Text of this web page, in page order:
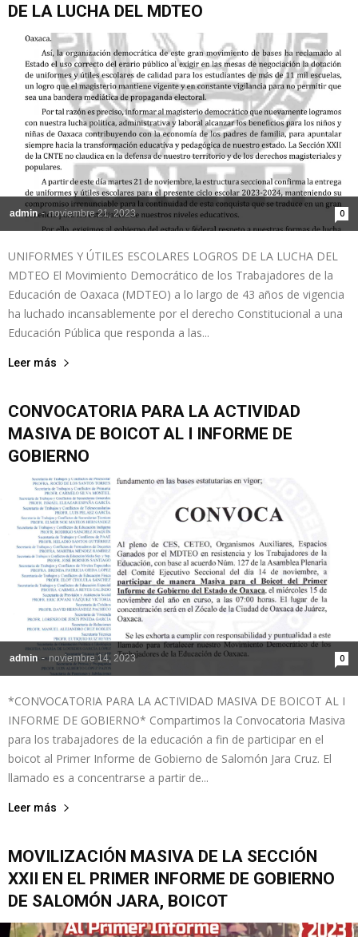
DE LA LUCHA DEL MDTEO
admin - noviembre 21, 2023 0
UNIFORMES Y ÚTILES ESCOLARES LOGROS DE LA LUCHA DEL
MDTEO El Movimiento Democrático de los Trabajadores de la
Educación de Oaxaca (MDTEO) a lo largo de 43 años de vigencia
ha luchado incansablemente por el derecho Constitucional a una
Educación Pública que responda a las...
Leer más
CONVOCATORIA PARA LA ACTIVIDAD
MASIVA DE BOICOT AL I INFORME DE
GOBIERNO
admin - noviembre 14, 2023 0
*CONVOCATORIA PARA LA ACTIVIDAD MASIVA DE BOICOT AL I
INFORME DE GOBIERNO* Compartimos la Convocatoria Masiva
para los trabajadores de la educación a fin de participar en el
boicot al Primer Informe de Gobierno de Salomón Jara Cruz. El
llamado es a concentrarse a partir de...
Leer más
MOVILIZACIÓN MASIVA DE LA SECCIÓN
XXII EN EL PRIMER INFORME DE GOBIERNO
DE SALOMÓN JARA, BOICOT